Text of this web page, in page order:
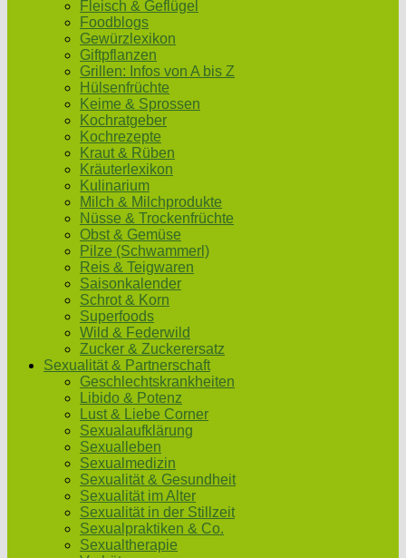
Fleisch & Geflügel
Foodblogs
Gewürzlexikon
Giftpflanzen
Grillen: Infos von A bis Z
Hülsenfrüchte
Keime & Sprossen
Kochratgeber
Kochrezepte
Kraut & Rüben
Kräuterlexikon
Kulinarium
Milch & Milchprodukte
Nüsse & Trockenfrüchte
Obst & Gemüse
Pilze (Schwammerl)
Reis & Teigwaren
Saisonkalender
Schrot & Korn
Superfoods
Wild & Federwild
Zucker & Zuckerersatz
Sexualität & Partnerschaft
Geschlechtskrankheiten
Libido & Potenz
Lust & Liebe Corner
Sexualaufklärung
Sexualleben
Sexualmedizin
Sexualität & Gesundheit
Sexualität im Alter
Sexualität in der Stillzeit
Sexualpraktiken & Co.
Sexualtherapie